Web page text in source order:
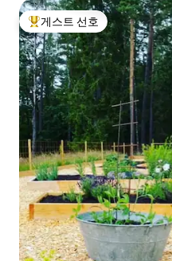
상위 게스트 선호
게스트 선호